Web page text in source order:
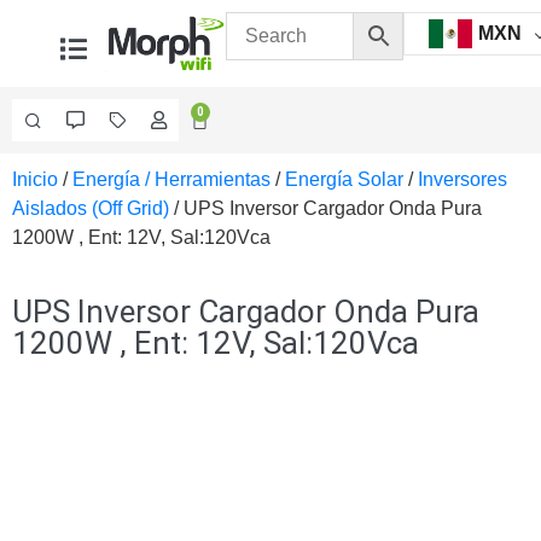
MXN
0
Videovigilancia
Accesorios
Generales
Ethernet y
FibraAccesorios
para
Inicio / Energía / Herramientas / Energía Solar / Inversores
Aislados (Off Grid) / UPS Inversor Cargador Onda Pura
1200W , Ent: 12V, Sal:120Vca
UPS Inversor Cargador Onda Pura
1200W , Ent: 12V, Sal:120Vca